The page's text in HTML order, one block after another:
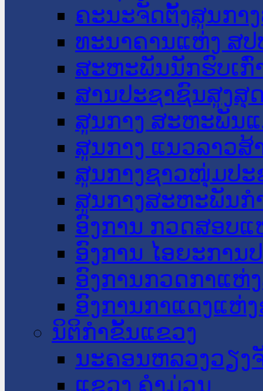
ຄະນະຈັດຕັ້ງສູນກາ
ທະນາຄານແຫ່ງ ສປ
ສະຫະພັນນັກຮົບເກົ່
ສານປະຊາຊົນສູງສຸ
ສູນກາງ ສະຫະພັນ
ສູນກາງ ແນວລາວສ້
ສູນກາງຊາວໜຸ່ມປະ
ສູນກາງສະຫະພັນກ
ອົງການ ກວດສອບແ
ອົງການ ໄອຍະການ
ອົງການກວດກາແຫ່
ອົງການກາແດງແຫ່
ນິຕິກໍາຂັ້ນແຂວງ
ນະ​ຄອນ​ຫລວງວຽງ
ແຂວງ ຄໍາມ່ວນ